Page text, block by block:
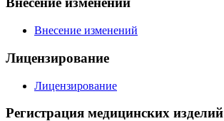
Внесение изменений
Лицензирование
Лицензирование
Регистрация медицинских изделий